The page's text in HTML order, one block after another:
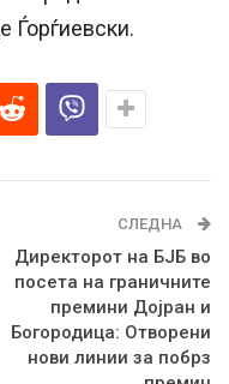
Ѓорѓиевски.
СЛЕДНА
Директорот на БЈБ во
посета на граничните
премини Дојран и
Богородица: Oтворени
нови линии за побрз